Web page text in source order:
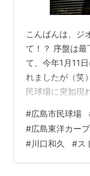
STREET
バルログ (読書 ) 【
J.R.R.トールキ
もともとは神々
って堕落した悪
備えた炎の鞭を
彼らはモルゴス
て恐るべき敵だ
滅ぼされた。「
こんばんは、ジ
て！？ 序盤は
て、今年1月11
れましたが（笑
民球場に突如現
入！
#広島市民球場
#広島東洋カープ
#川口和久 #ス